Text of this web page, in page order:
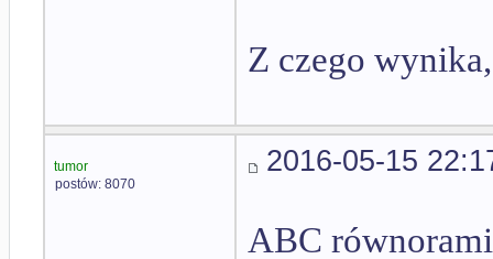
Z czego
tumor
postów: 8070
2016-05-15
ABC